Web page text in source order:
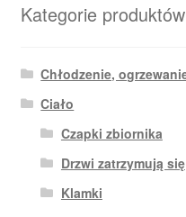
Kategorie produktów
Chłodzenie,
Ciało
Czapki zbiornika
Drzwi zatrzymują się
Klamki